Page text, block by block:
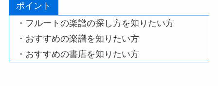
ポイント
・フルートの楽譜の探し方を知りたい方
・おすすめの楽譜を知りたい方
・おすすめの書店を知りたい方